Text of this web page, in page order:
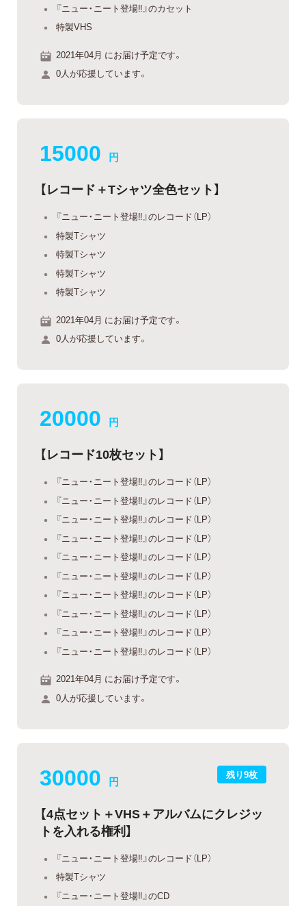
『ニュー・ニート登場‼』のカセット
特製VHS
2021年04月 にお届け予定です。
0人が応援しています。
15000 円
【レコード＋Tシャツ全色セット】
『ニュー・ニート登場‼』のレコード（LP）
特製Tシャツ
特製Tシャツ
特製Tシャツ
特製Tシャツ
2021年04月 にお届け予定です。
0人が応援しています。
20000 円
【レコード10枚セット】
『ニュー・ニート登場‼』のレコード（LP）
『ニュー・ニート登場‼』のレコード（LP）
『ニュー・ニート登場‼』のレコード（LP）
『ニュー・ニート登場‼』のレコード（LP）
『ニュー・ニート登場‼』のレコード（LP）
『ニュー・ニート登場‼』のレコード（LP）
『ニュー・ニート登場‼』のレコード（LP）
『ニュー・ニート登場‼』のレコード（LP）
『ニュー・ニート登場‼』のレコード（LP）
『ニュー・ニート登場‼』のレコード（LP）
2021年04月 にお届け予定です。
0人が応援しています。
残り9枚
30000 円
【4点セット＋VHS＋アルバムにクレジッ
トを入れる権利】
『ニュー・ニート登場‼』のレコード（LP）
特製Tシャツ
『ニュー・ニート登場‼』のCD